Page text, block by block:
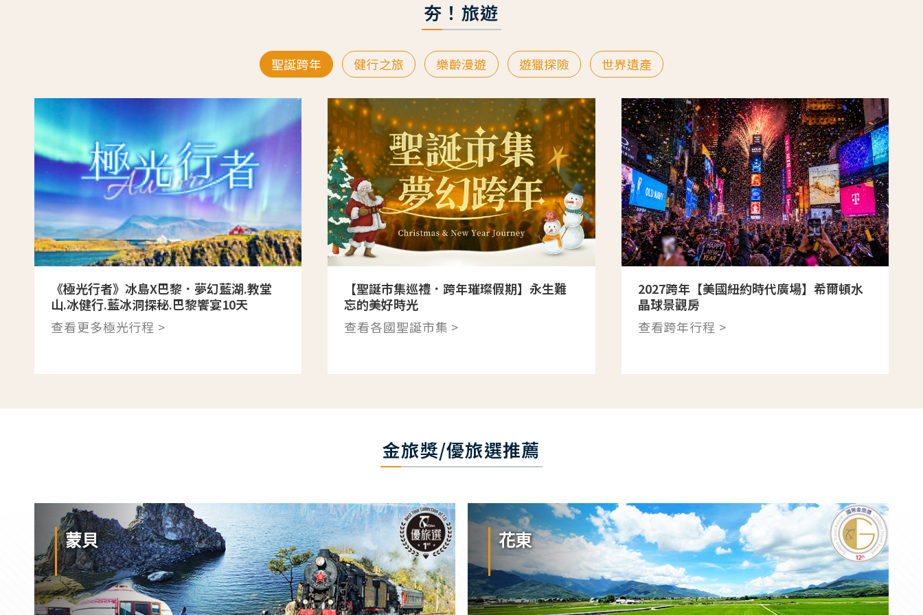
夯！旅遊
聖誕跨年 健行之旅 樂齡漫遊 遊獵探險 世界遺產
《極光行者》冰島X巴黎．夢幻藍湖.教堂
山.冰健行.藍冰洞探秘.巴黎饗宴10天
查看更多極光行程 >
【聖誕市集巡禮．跨年璀璨假期】永生難
忘的美好時光
查看各國聖誕市集 >
2027跨年【美國紐約時代廣場】希爾頓水
晶球景觀房
查看跨年行程 >
金旅獎/優旅選推薦
蒙貝 花東